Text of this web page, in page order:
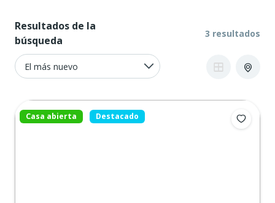
Resultados de la
búsqueda
3 resultados
Casa abierta Destacado